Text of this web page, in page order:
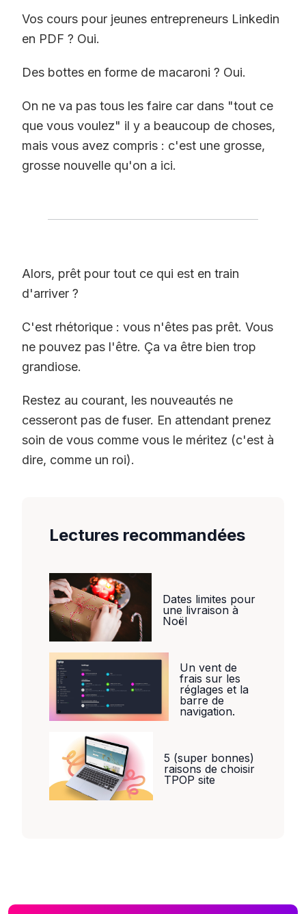
Vos cours pour jeunes entrepreneurs Linkedin
en PDF ? Oui.
Des bottes en forme de macaroni ? Oui.
On ne va pas tous les faire car dans "tout ce
que vous voulez" il y a beaucoup de choses,
mais vous avez compris : c'est une grosse,
grosse nouvelle qu'on a ici.
Alors, prêt pour tout ce qui est en train
d'arriver ?
C'est rhétorique : vous n'êtes pas prêt. Vous
ne pouvez pas l'être. Ça va être bien trop
grandiose.
Restez au courant, les nouveautés ne
cesseront pas de fuser. En attendant prenez
soin de vous comme vous le méritez (c'est à
dire, comme un roi).
Lectures recommandées
Dates limites pour
une livraison à
Noël
Un vent de
frais sur les
réglages et la
barre de
navigation.
5 (super bonnes)
raisons de choisir
TPOP site